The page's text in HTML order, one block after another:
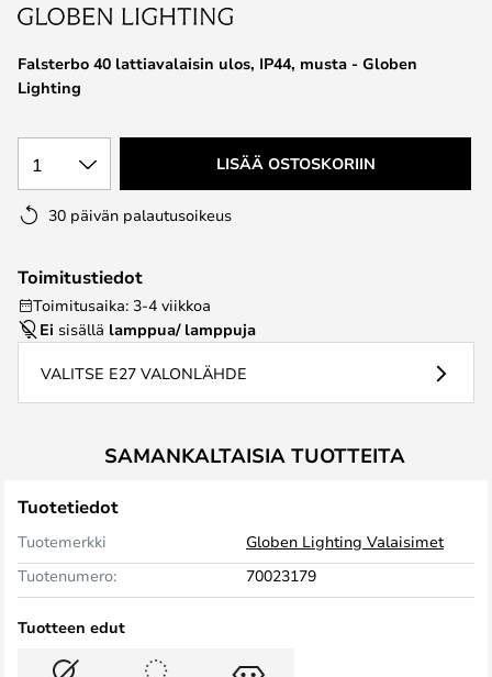
the
gallery
Falsterbo 40 lattiavalaisin ulos, IP44, musta - Globen
Lighting
1 LISÄÄ OSTOSKORIIN
30 päivän palautusoikeus
Toimitustiedot
Toimitusaika: 3-4 viikkoa
Ei sisällä lamppua/ lamppuja
VALITSE E27 VALONLÄHDE
SAMANKALTAISIA TUOTTEITA
Tuotetiedot
Tuotemerkki
Globen Lighting Valaisimet
Tuotenumero:
70023179
Tuotteen edut